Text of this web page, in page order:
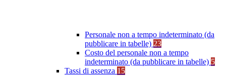
Personale non a tempo indeterminato (da
pubblicare in tabelle) 23
Costo del personale non a tempo
indeterminato (da pubblicare in tabelle) 5
Tassi di assenza 15